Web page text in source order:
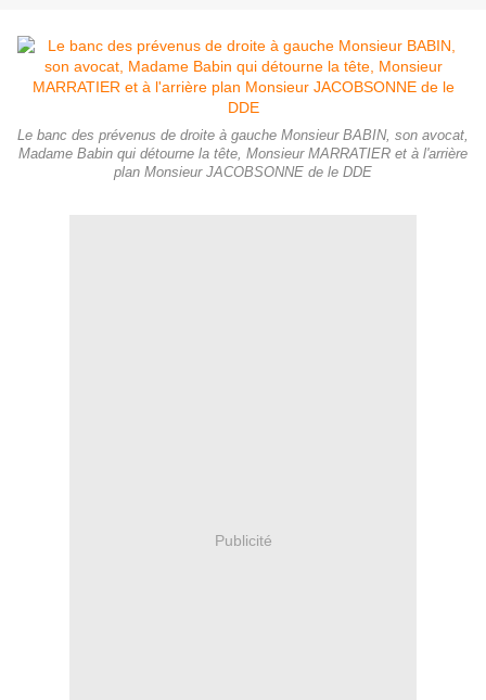
Le banc des prévenus de droite à gauche Monsieur BABIN, son avocat,
Madame Babin qui détourne la tête, Monsieur MARRATIER et à l'arrière
plan Monsieur JACOBSONNE de le DDE
Publicité